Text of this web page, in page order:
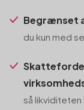
Begrænset
du kun med
så likviditeten